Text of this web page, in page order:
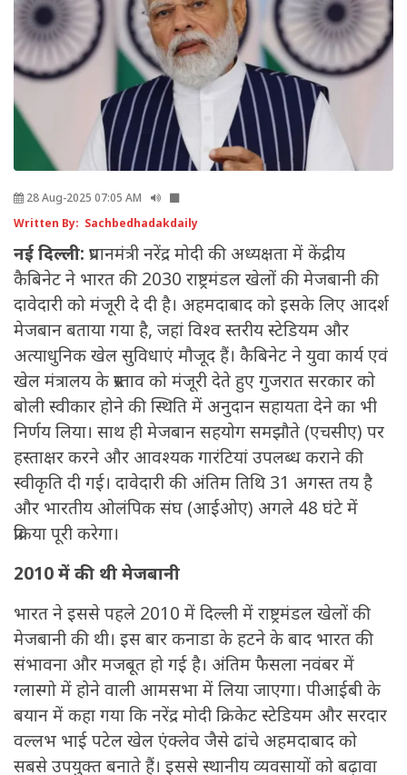
28 Aug-2025 07:05 AM
Written By: Sachbedhadakdaily
नई दिल्ली: प्रधानमंत्री नरेंद्र मोदी की अध्यक्षता में केंद्रीय
कैबिनेट ने भारत की 2030 राष्ट्रमंडल खेलों की मेजबानी की
दावेदारी को मंजूरी दे दी है। अहमदाबाद को इसके लिए आदर्श
मेजबान बताया गया है, जहां विश्व स्तरीय स्टेडियम और
अत्याधुनिक खेल सुविधाएं मौजूद हैं। कैबिनेट ने युवा कार्य एवं
खेल मंत्रालय के प्रस्ताव को मंजूरी देते हुए गुजरात सरकार को
बोली स्वीकार होने की स्थिति में अनुदान सहायता देने का भी
निर्णय लिया। साथ ही मेजबान सहयोग समझौते (एचसीए) पर
हस्ताक्षर करने और आवश्यक गारंटियां उपलब्ध कराने की
स्वीकृति दी गई। दावेदारी की अंतिम तिथि 31 अगस्त तय है
और भारतीय ओलंपिक संघ (आईओए) अगले 48 घंटे में
प्रक्रिया पूरी करेगा।
2010 में की थी मेजबानी
भारत ने इससे पहले 2010 में दिल्ली में राष्ट्रमंडल खेलों की
मेजबानी की थी। इस बार कनाडा के हटने के बाद भारत की
संभावना और मजबूत हो गई है। अंतिम फैसला नवंबर में
ग्लास्गो में होने वाली आमसभा में लिया जाएगा। पीआईबी के
बयान में कहा गया कि नरेंद्र मोदी क्रिकेट स्टेडियम और सरदार
वल्लभ भाई पटेल खेल एंक्लेव जैसे ढांचे अहमदाबाद को
सबसे उपयुक्त बनाते हैं। इससे स्थानीय व्यवसायों को बढ़ावा